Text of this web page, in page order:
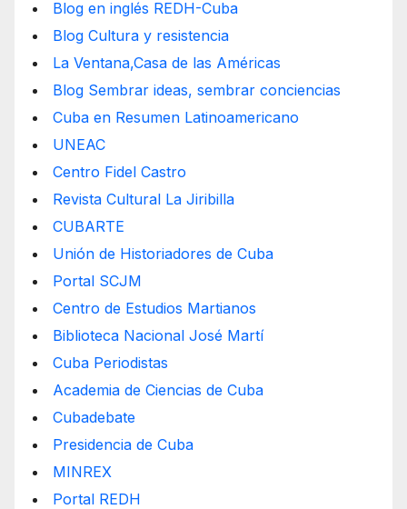
Blog en inglés REDH-Cuba
Blog Cultura y resistencia
La Ventana,Casa de las Américas
Blog Sembrar ideas, sembrar conciencias
Cuba en Resumen Latinoamericano
UNEAC
Centro Fidel Castro
Revista Cultural La Jiribilla
CUBARTE
Unión de Historiadores de Cuba
Portal SCJM
Centro de Estudios Martianos
Biblioteca Nacional José Martí
Cuba Periodistas
Academia de Ciencias de Cuba
Cubadebate
Presidencia de Cuba
MINREX
Portal REDH